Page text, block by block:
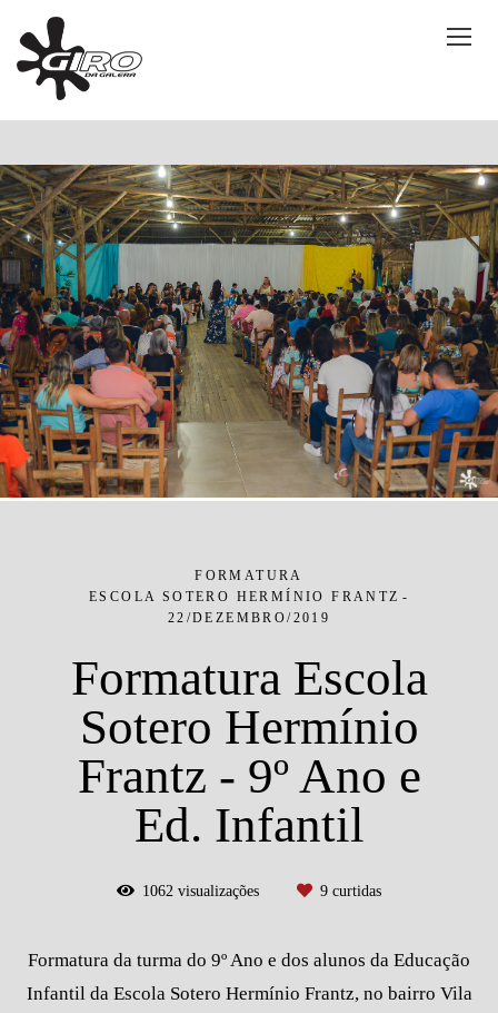
FORMATURA
ESCOLA SOTERO HERMÍNIO FRANTZ
22/DEZEMBRO/2019
Formatura Escola
Sotero Hermínio
Frantz - 9º Ano e
Ed. Infantil
1062 visualizações 9 curtidas
Formatura da turma do 9º Ano e dos alunos da Educação
Infantil da Escola Sotero Hermínio Frantz, no bairro Vila